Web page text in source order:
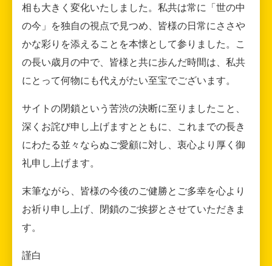
相も大きく変化いたしました。私共は常に「世の中
の今」を独自の視点で見つめ、皆様の日常にささや
かな彩りを添えることを本懐として参りました。こ
の長い歳月の中で、皆様と共に歩んだ時間は、私共
にとって何物にも代えがたい至宝でございます。
サイトの閉鎖という苦渋の決断に至りましたこと、
深くお詫び申し上げますとともに、これまでの長き
にわたる並々ならぬご愛顧に対し、衷心より厚く御
礼申し上げます。
末筆ながら、皆様の今後のご健勝とご多幸を心より
お祈り申し上げ、閉鎖のご挨拶とさせていただきま
す。
謹白